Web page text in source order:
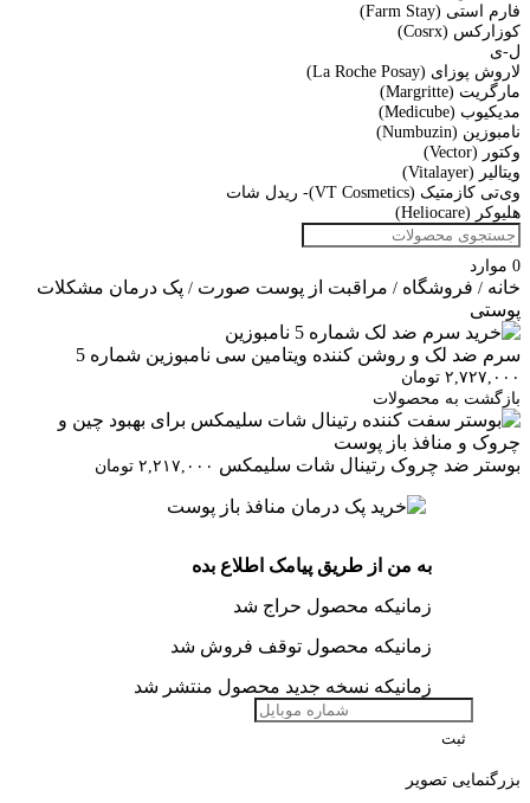
فارم استی (Farm Stay)
کوزارکس (Cosrx)
ل-ی
لاروش پوزای (La Roche Posay)
مارگریت (Margritte)
مدیکیوب (Medicube)
نامبوزین (Numbuzin)
وکتور (Vector)
ویتالیر (Vitalayer)
وی‌تی کازمتیک (VT Cosmetics)- ریدل شات
هلیوکر (Heliocare)
0 موارد
خانه / فروشگاه / مراقبت از پوست صورت / پک درمان مشکلات
پوستی
سرم ضد لک و روشن کننده ویتامین سی نامبوزین شماره 5
۲,۷۲۷,۰۰۰ تومان
بازگشت به محصولات
بوستر ضد چروک رتینال شات سلیمکس ۲,۲۱۷,۰۰۰ تومان
به من از طریق پیامک اطلاع بده
زمانیکه محصول حراج شد
زمانیکه محصول توقف فروش شد
زمانیکه نسخه جدید محصول منتشر شد
ثبت
بزرگنمایی تصویر